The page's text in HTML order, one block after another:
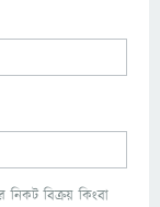
বিক্রয় কিংবা